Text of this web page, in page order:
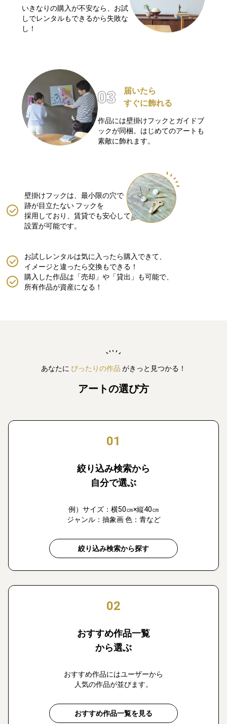
いきなりの購入が不安なら、お試
しでレンタルもできるから失敗な
し！
届いたら
すぐに飾れる
作品には壁掛けフックとガイドブ
ックが同梱。はじめてのアートも
素敵に飾れます。
壁掛けフックは、最小限の穴で
跡が目立たない フックを
採用しており、賃貸でも安心して
設置が可能です。
購入した作品は「売却」や「貸出」も可能で、
所有作品が資産になる！
お試しレンタルは気に入ったら購入できて、
イメージと違ったら交換もできる！
あなたに ぴったりの作品 がきっと見つかる！
アートの選び方
01
絞り込み検索から
自分で選ぶ
例）サイズ：横50㎝×縦40㎝
ジャンル：抽象画 色：青など
絞り込み検索から探す
02
おすすめ作品一覧
から選ぶ
おすすめ作品にはユーザーから
人気の作品が並びます。
おすすめ作品一覧を見る